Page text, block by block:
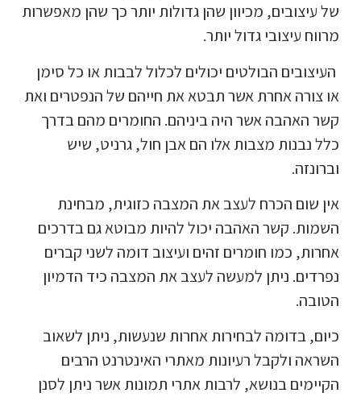
של עיצובים, מכיוון שהן גדולות יותר כך שהן מאפשרות
מרווח עיצובי גדול יותר.
העיצובים הבולטים יכולים לכלול לבבות או כל סימן
או צורה אחרת אשר תבטא את חייהם של הנפטרים ואת
קשר האהבה אשר היה ביניהם. החומרים מהם בדרך
כלל נבנות מצבות אלו הם אבן חול, גרניט, שיש
וברונזה.
אין שום הכרח לעצב את המצבה כזוגית, מבחינת
השמות. קשר האהבה יכול להיות מבוטא גם בדרכים
אחרות, כמו חומרים זהים ועיצוב דומה לשני קברים
נפרדים. ניתן למעשה לעצב את המצבה כיד הדמיון
הטובה.
כיום, בדומה לבחירות אחרות שנעשות, ניתן לשאוב
השראה ולקבל רעיונות מאתרי האינטרנט הרבים
הקיימים בנושא, לרבות אתרי תמונות אשר ניתן לסנן